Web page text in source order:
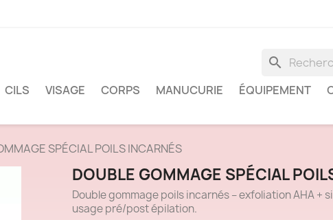
search
CILS VISAGE CORPS MANUCURIE ÉQUIPEMENT
SPÉCIAL POILS INCARNÉS
DOUBLE GOMMAGE SPÉCIAL
Double gommage poils incarnés – exfoliation AHA +
usage pré/post épilation.